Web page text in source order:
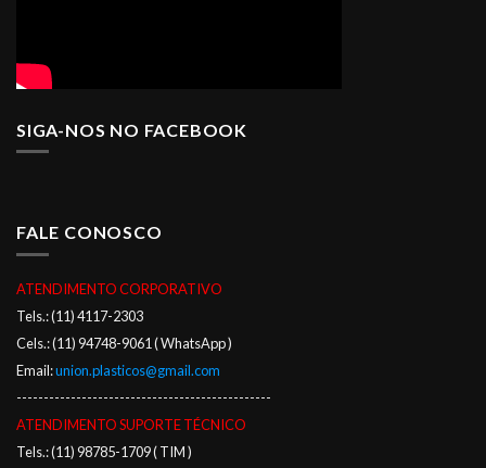
SIGA-NOS NO FACEBOOK
FALE CONOSCO
ATENDIMENTO CORPORATIVO
Tels.: (11) 4117-2303
Cels.: (11) 94748-9061 ( WhatsApp )
Email:union.plasticos@gmail.com
-----------------------------------------------
ATENDIMENTO SUPORTE TÉCNICO
Tels.: (11) 98785-1709 ( TIM )